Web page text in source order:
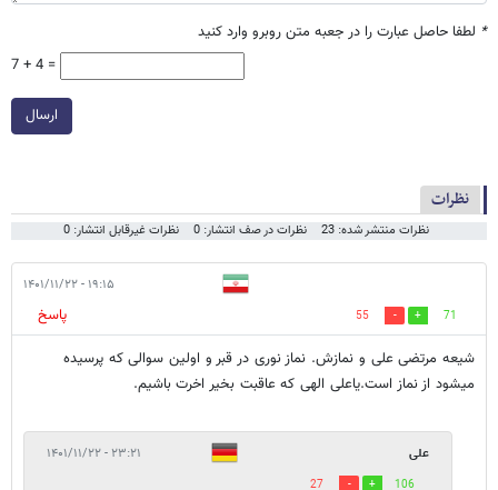
* لطفا حاصل عبارت را در جعبه متن روبرو وارد کنید
7 + 4 =
ارسال
نظرات
نظرات منتشر شده: 23 نظرات در صف انتشار: 0 نظرات غیرقابل انتشار: 0
۱۹:۱۵ - ۱۴۰۱/۱۱/۲۲
71
55
پاسخ
شیعه مرتضی علی و نمازش. نماز نوری در قبر و اولین سوالی که پرسیده
میشود از نماز است.یاعلی الهی که عاقبت بخیر اخرت باشیم.
علی ۲۳:۲۱ - ۱۴۰۱/۱۱/۲۲
106
27